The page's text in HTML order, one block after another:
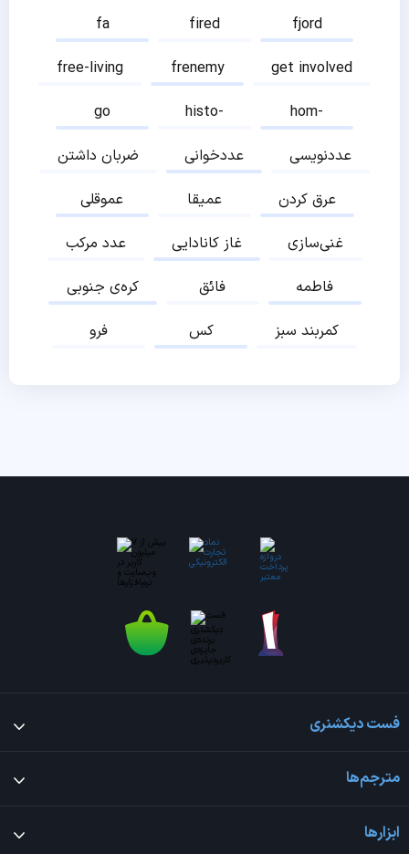
fa
fired
fjord
free-living
frenemy
get involved
go
histo-
hom-
ضربان داشتن
عددخوانی
عددنویسی
عموقلی
عمیقا
عرق کردن
عدد مرکب
غاز کانادایی
غنی‌سازی
کره‌ی جنوبی
فائق
فاطمه
فرو
کس کمربند سبز
فست دیکشنری
مترجم‌ها
ابزارها